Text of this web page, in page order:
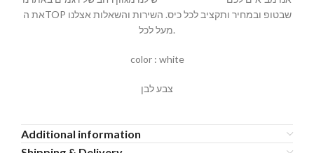
את הTOP שבטופ ובמחיר ותקציב לכל כיס. השירות והשאלות אצלנו
מעל לכל.
color : white
צבע לבן
Additional information